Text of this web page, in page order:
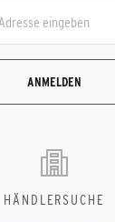
ANMELDEN
HÄNDLERSUCHE